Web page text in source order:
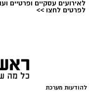
לאירועים עסקיים ופרטיים
לפרטים לחצו >>
להודעות מערכת